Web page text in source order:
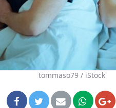
tommaso79 / iStock
Le smartphone
l'apprentissage de la
lecture ?